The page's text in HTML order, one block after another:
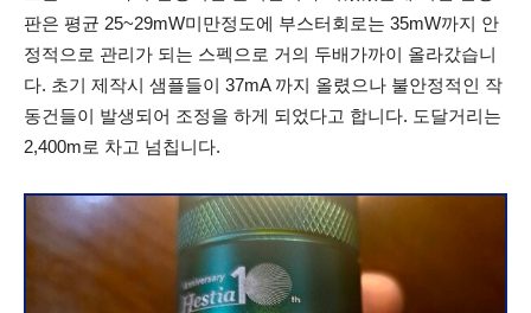
판은 평균 25~29mW미만정도에 부스터회로는 35mW까지 안
정적으로 관리가 되는 스펙으로 거의 두배가까이 올라갔습니
다. 초기 제작시 샘플들이 37mA 까지 올렸으나 불안정적인 작
동건들이 발생되어 조정을 하게 되었다고 합니다. 도달거리는
2,400m로 차고 넘칩니다.